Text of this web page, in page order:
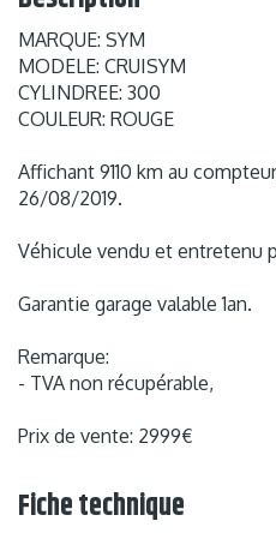
MARQUE: SYM
MODELE: CRUISYM
CYLINDREE: 300
COULEUR: ROUGE
Affichant 9110 km au
26/08/2019.
Véhicule vendu et entretenu
Garantie garage valable 1an.
Remarque:
- TVA non récupérable,
Prix de vente: 2999€
Fiche technique